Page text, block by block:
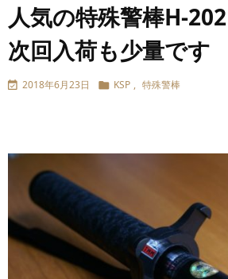
人気の特殊警棒H-
次回入荷も少量です
 2018年6月23日  KSP , 特殊警棒